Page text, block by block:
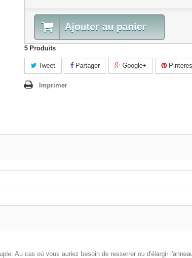
Ajouter au panier
5 Produits
Tweet Partager Google+
Imprimer
Au cas où vous auriez besoin de resserrer ou d'élargir